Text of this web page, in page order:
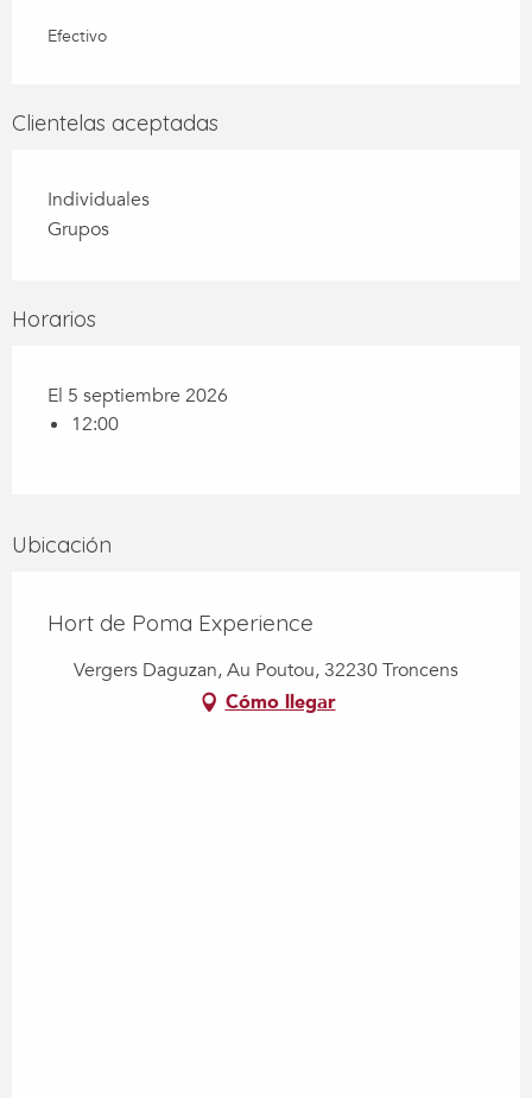
Efectivo
Clientelas aceptadas
Individuales
Grupos
Horarios
El 5 septiembre 2026
12:00
Ubicación
Hort de Poma Experience
Vergers Daguzan, Au Poutou, 32230 Troncens
Cómo llegar